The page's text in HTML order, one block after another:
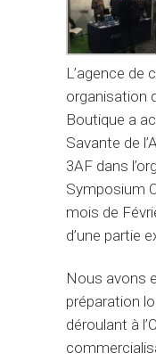
L’agence de
organisation
Boutique a
Savante de
3AF dans
Symposium
mois de
d’une partie
Nous avons
préparation
déroulant à